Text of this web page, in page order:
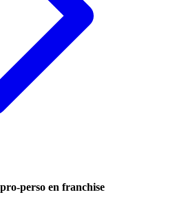
perso en franchise